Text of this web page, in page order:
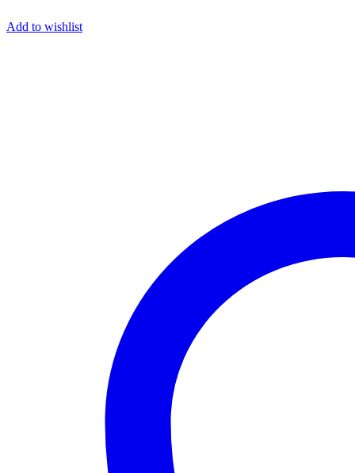
Add to wishlist